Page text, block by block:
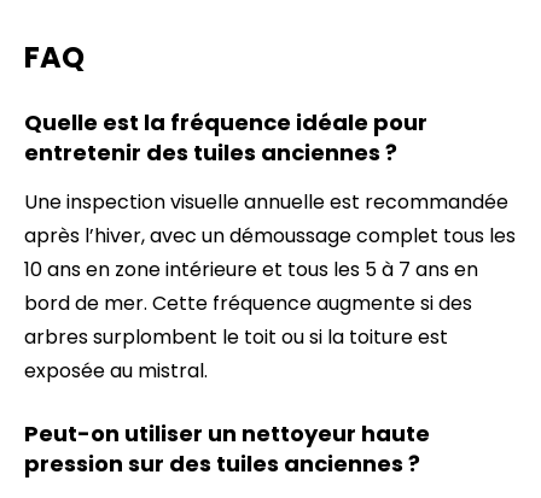
FAQ
Quelle est la fréquence idéale pour
entretenir des tuiles anciennes ?
Une inspection visuelle annuelle est recommandée
après l’hiver, avec un démoussage complet tous les
10 ans en zone intérieure et tous les 5 à 7 ans en
bord de mer. Cette fréquence augmente si des
arbres surplombent le toit ou si la toiture est
exposée au mistral.
Peut-on utiliser un nettoyeur haute
pression sur des tuiles anciennes ?